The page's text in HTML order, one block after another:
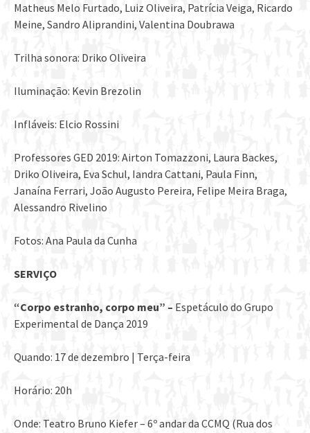
Matheus Melo Furtado, Luiz Oliveira, Patrícia Veiga, Ricardo
Meine, Sandro Aliprandini, Valentina Doubrawa
Trilha sonora: Driko Oliveira
Iluminação: Kevin Brezolin
Infláveis: Elcio Rossini
Professores GED 2019: Airton Tomazzoni, Laura Backes,
Driko Oliveira, Eva Schul, Iandra Cattani, Paula Finn,
Janaína Ferrari, João Augusto Pereira, Felipe Meira Braga,
Alessandro Rivelino
Fotos: Ana Paula da Cunha
SERVIÇO
“Corpo estranho, corpo meu” – Espetáculo do Grupo
Experimental de Dança 2019
Quando: 17 de dezembro | Terça-feira
Horário: 20h
Onde: Teatro Bruno Kiefer – 6º andar da CCMQ (Rua dos